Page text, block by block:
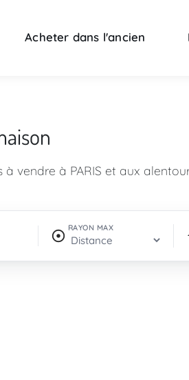
Acheter dans l'ancien
à vendre à PARIS et aux
RAYON MAX